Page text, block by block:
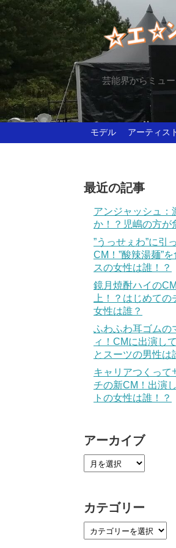
芸能界からミュ
モデル アーティス
最近の記事
アンジャッシュ：
か！？児嶋の方が
”うっせぇわ”に引
CM！”酸辣湯麺”
スの女性は誰！？
鏡月焼酎ハイの
上！？はじめて
女性は誰？
ふわふわ耳ゴムの
ィ！CMに出演し
とスーツの男性は
キャリアつくって
チの新CM！出演
トの女性は誰！？
アーカイブ
カテゴリー